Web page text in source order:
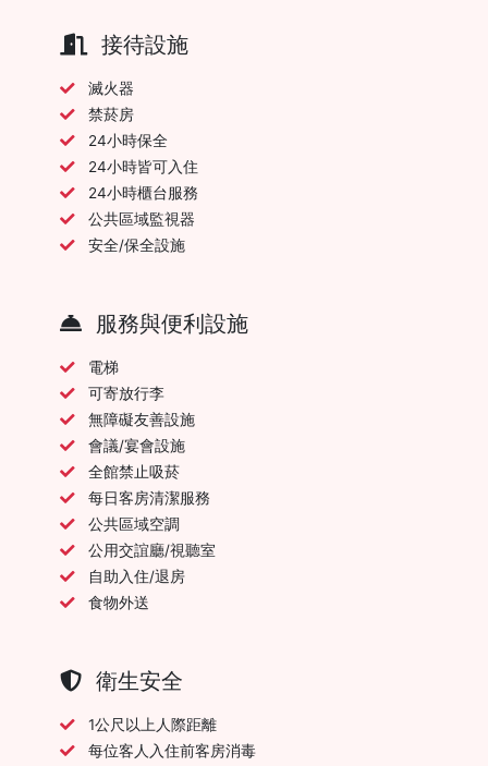
接待設施
滅火器
禁菸房
24小時保全
24小時皆可入住
24小時櫃台服務
公共區域監視器
安全/保全設施
服務與便利設施
電梯
可寄放行李
無障礙友善設施
會議/宴會設施
全館禁止吸菸
每日客房清潔服務
公共區域空調
公用交誼廳/視聽室
自助入住/退房
食物外送
衛生安全
1公尺以上人際距離
每位客人入住前客房消毒